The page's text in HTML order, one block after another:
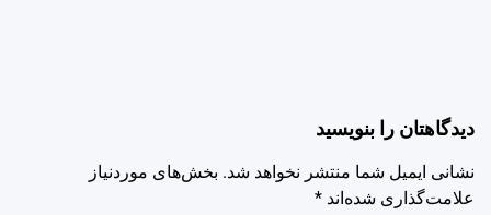
دیدگاهتان را بنویسید
نشانی ایمیل شما منتشر نخواهد شد. بخش‌های موردنیاز
علامت‌گذاری شده‌اند *